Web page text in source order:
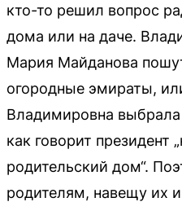
кто-то решил вопрос
дома или на даче.
Мария Майданова
огородные эмираты,
Владимировна
как говорит президент
родительский дом“.
родителям, навещу их